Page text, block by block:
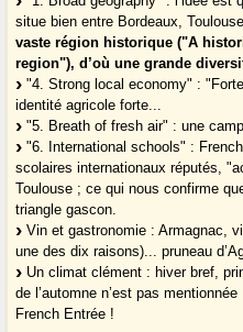
situe bien entre Bordeaux,
vaste région historique ("A
region"), d’où une grande
"4. Strong local economy" :
identité agricole forte...
"5. Breath of fresh air" : une
"6. International schools" :
scolaires internationaux réputés,
Toulouse ; ce qui nous confirme
triangle gascon.
Vin et gastronomie : Armagnac,
une des dix raisons)... pruneau
Un climat clément : hiver bref,
de l’automne n’est pas
French Entrée !